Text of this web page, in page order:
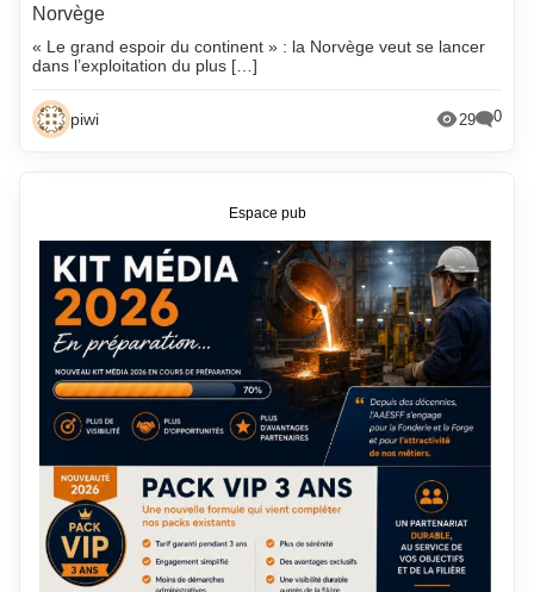
Norvège
« Le grand espoir du continent » : la Norvège veut se lancer
dans l’exploitation du plus […]
piwi 29 0
Espace pub